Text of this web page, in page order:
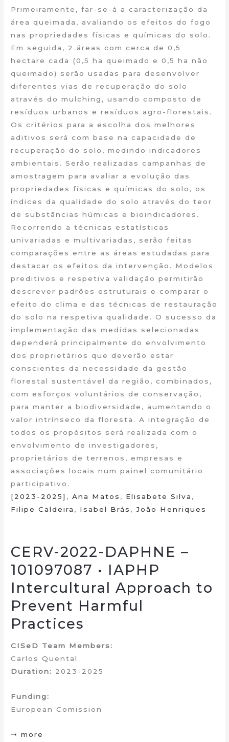
Primeiramente, far-se-á a caracterização da
área queimada, avaliando os efeitos do fogo
nas propriedades físicas e químicas do solo.
Em seguida, 2 áreas com cerca de 0,5
hectare cada (0,5 ha queimado e 0,5 ha não
queimado) serão usadas para desenvolver
diferentes vias de recuperação do solo
através do mulching, usando composto de
resíduos urbanos e resíduos agro-florestais.
Os critérios para a escolha dos melhores
aditivos será com base na capacidade de
recuperação do solo, medindo indicadores
ambientais. Serão realizadas campanhas de
amostragem para avaliar a evolução das
propriedades físicas e químicas do solo, os
índices da qualidade do solo através do teor
de substâncias húmicas e bioindicadores.
Recorrendo a técnicas estatísticas
univariadas e multivariadas, serão feitas
comparações entre as áreas estudadas para
destacar os efeitos da intervenção. Modelos
preditivos e respetiva validação permitirão
descrever padrões estruturais e comparar o
efeito do clima e das técnicas de restauração
do solo na respetiva qualidade. O sucesso da
implementação das medidas selecionadas
dependerá principalmente do envolvimento
dos proprietários que deverão estar
conscientes da necessidade da gestão
florestal sustentável da região, combinados,
com esforços voluntários de conservação,
para manter a biodiversidade, aumentando o
valor intrínseco da floresta. A integração de
todos os propósitos será realizada com o
envolvimento de investigadores,
proprietários de terrenos, empresas e
associações locais num painel comunitário
participativo.
[2023-2025] ,Ana Matos , Elisabete Silva ,
Filipe Caldeira , Isabel Brás ,João Henriques
CERV-2022-DAPHNE –
101097087 • IAPHP
Intercultural Approach to
Prevent Harmful
Practices
CISeD Team Members:
Carlos Quental
Duration: 2023-2025
Funding:
European Comission
➝ more